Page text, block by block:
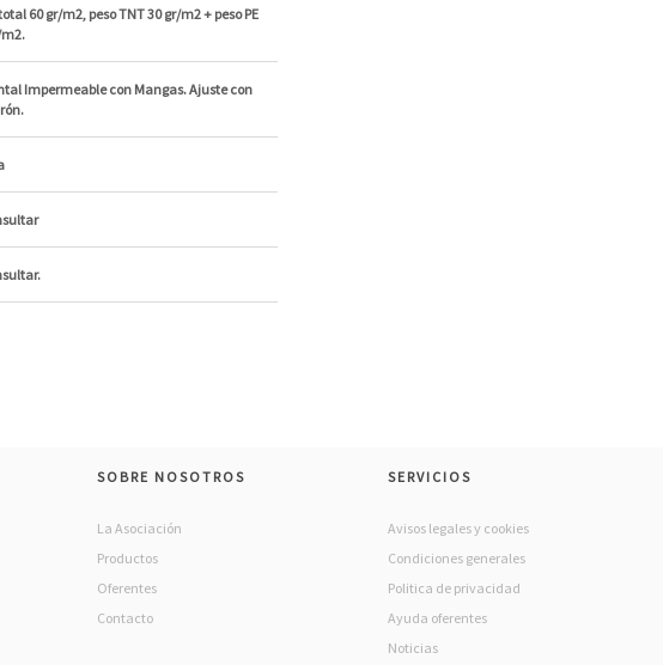
60 gr/m2, peso TNT 30 gr/m2 + peso PE
Impermeable con Mangas. Ajuste con
SOBRE NOSOTROS
La Asociación
Productos
Oferentes
Contacto
SERVICIOS
Avisos legales y cookies
Condiciones generales
Politica de privacidad
Ayuda oferentes
Noticias